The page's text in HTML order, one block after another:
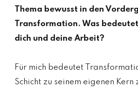
Thema bewusst in den
Transformation. Was
dich und deine Arbeit?
Für mich bedeutet
Schicht zu seinem eigenen Kern